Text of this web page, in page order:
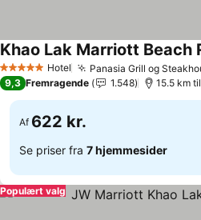
5 Stjerner Hotel Panasia Grill og
Khao Lak Marriott Beach
9,3 Fremragende 1.548 15.5 km
Af 622 kr.
Se priser fra 7 hjemmesider
Populært valg